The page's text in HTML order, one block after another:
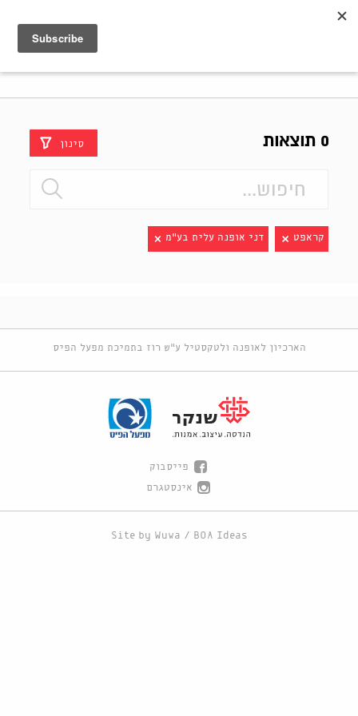
0 תוצאות סינון
קראפט דני אופנה עלית בע"מ
הארכיון לאופנה ולטקסטיל ע"ש רוז בתמיכת מפעל הפיס
פייסבוק
אינסטגרם
Site by Wuwa / BOA Ideas